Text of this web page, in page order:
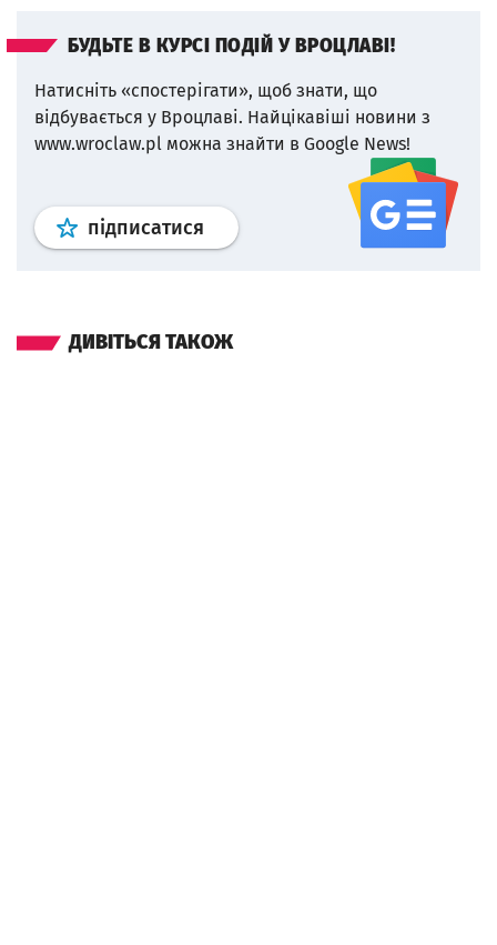
БУДЬТЕ В КУРСІ ПОДІЙ У ВРОЦЛАВІ!
Натисніть «спостерігати», щоб знати, що
відбувається у Вроцлаві. Найцікавіші новини з
www.wroclaw.pl можна знайти в Google News!
підписатися Профіль google news
ДИВІТЬСЯ ТАКОЖ